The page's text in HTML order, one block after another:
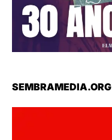
SEMBRAMEDIA.ORG